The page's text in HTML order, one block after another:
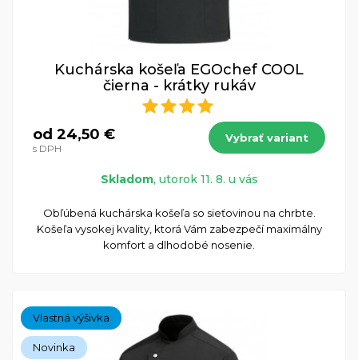
Kuchárska košeľa EGOchef COOL
čierna - krátky rukáv
od 24,50 €
s DPH
Vybrať variant
Skladom, utorok 11. 8. u vás
Obľúbená kuchárska košeľa so sieťovinou na chrbte.
Košeľa vysokej kvality, ktorá Vám zabezpečí maximálny
komfort a dlhodobé nosenie.
Vlastná výšivka
Novinka